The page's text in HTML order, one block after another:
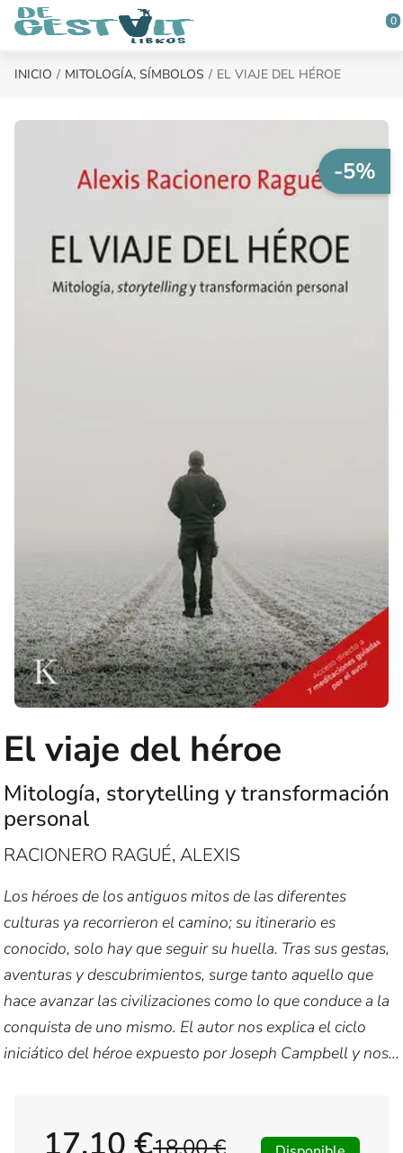
Saltar al contenido principal
0
INICIO MITOLOGÍA, SÍMBOLOS EL VIAJE DEL HÉROE
-5%
El viaje del héroe
Mitología, storytelling y transformación
personal
RACIONERO RAGUÉ, ALEXIS
Los héroes de los antiguos mitos de las diferentes
culturas ya recorrieron el camino; su itinerario es
conocido, solo hay que seguir su huella. Tras sus gestas,
aventuras y descubrimientos, surge tanto aquello que
hace avanzar las civilizaciones como lo que conduce a la
conquista de uno mismo. El autor nos explica el ciclo
iniciático del héroe expuesto por Joseph Campbell y nos...